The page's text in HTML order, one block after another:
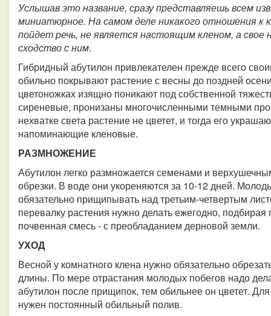
Услышав это название, сразу представляешь всем
миниатюрное. На самом деле никакого отношения к
пойдет речь, не является настоящим кленом, а свое
сходство с ним.
Гибридный абутилон привлекателен прежде всего
обильно покрывают растение с весны до поздней
цветоножках изящно поникают под собственной
сиреневые, пронизаны многочисленными темными
нехватке света растение не цветет, и тогда его
напоминающие кленовые.
РАЗМНОЖЕНИЕ
Абутилон легко размножается семенами и
обрезки. В воде они укореняются за 10-12 дней.
обязательно прищипывать над третьим-четвертым
перевалку растения нужно делать ежегодно,
почвенная смесь - с преобладанием дерновой земли.
УХОД
Весной у комнатного клена нужно обязательно
длины. По мере отрастания молодых побегов надо
абутилон после прищипок, тем обильнее он цветет.
нужен постоянный обильный полив.